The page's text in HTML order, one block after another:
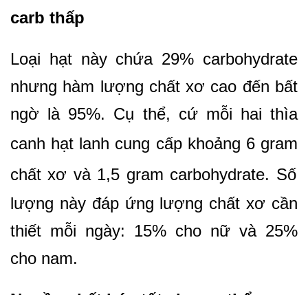
carb thấp
Loại hạt này chứa 29% carbohydrate
nhưng hàm lượng chất xơ cao đến bất
ngờ là 95%. Cụ thể, cứ mỗi hai thìa
canh hạt lanh cung cấp khoảng 6 gram
chất xơ và 1,5 gram carbohydrate. Số
lượng này đáp ứng lượng chất xơ cần
thiết mỗi ngày: 15% cho nữ và 25%
cho nam.